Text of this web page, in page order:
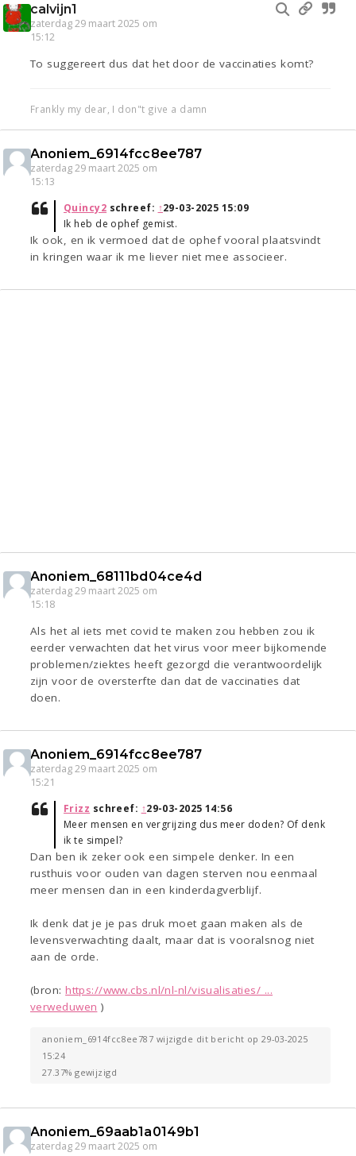
calvijn1
zaterdag 29 maart 2025 om
15:12
To suggereert dus dat het door de vaccinaties komt?
Frankly my dear, I don"t give a damn
Anoniem_6914fcc8ee787
zaterdag 29 maart 2025 om
15:13
Quincy2 schreef: ↑29-03-2025 15:09
Ik heb de ophef gemist.
Ik ook, en ik vermoed dat de ophef vooral plaatsvindt
in kringen waar ik me liever niet mee associeer.
Anoniem_68111bd04ce4d
zaterdag 29 maart 2025 om
15:18
Als het al iets met covid te maken zou hebben zou ik
eerder verwachten dat het virus voor meer bijkomende
problemen/ziektes heeft gezorgd die verantwoordelijk
zijn voor de oversterfte dan dat de vaccinaties dat
doen.
Anoniem_6914fcc8ee787
zaterdag 29 maart 2025 om
15:21
Frizz schreef: ↑29-03-2025 14:56
Meer mensen en vergrijzing dus meer doden? Of denk
ik te simpel?
Dan ben ik zeker ook een simpele denker. In een
rusthuis voor ouden van dagen sterven nou eenmaal
meer mensen dan in een kinderdagverblijf.
Ik denk dat je je pas druk moet gaan maken als de
levensverwachting daalt, maar dat is vooralsnog niet
aan de orde.
(bron:https://www.cbs.nl/nl-nl/visualisaties/ ...
verweduwen )
anoniem_6914fcc8ee787 wijzigde dit bericht op 29-03-2025
15:24
27.37% gewijzigd
Anoniem_69aab1a0149b1
zaterdag 29 maart 2025 om